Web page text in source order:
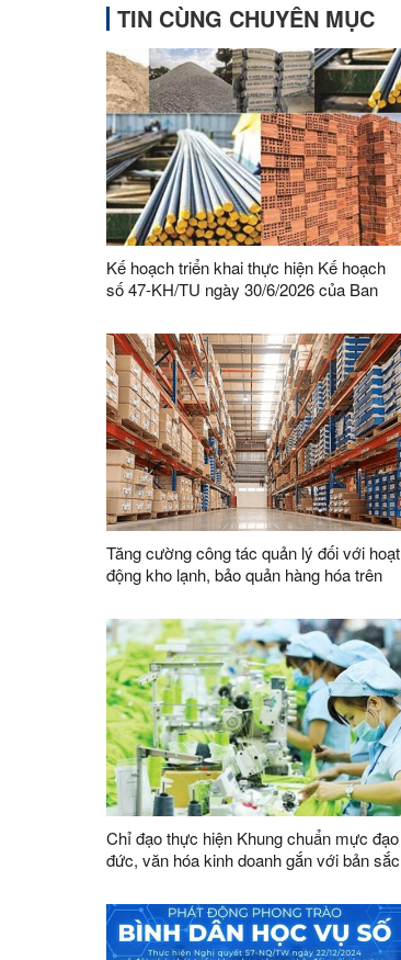
TIN CÙNG CHUYÊN MỤC
Kế hoạch triển khai thực hiện Kế hoạch
số 47-KH/TU ngày 30/6/2026 của Ban
03-CT/TW ngày 03/02/2026 của Ban Bí
thư về tăng cường sự lãnh đạo của Đảng
đối với công tác quản lý, phát triển vật
liệu xây dựng trong giai đoạn mới
Tăng cường công tác quản lý đối với hoạt
động kho lạnh, bảo quản hàng hóa trên
Chỉ đạo thực hiện Khung chuẩn mực đạo
đức, văn hóa kinh doanh gắn với bản sắc
hóa kinh doanh thế giới